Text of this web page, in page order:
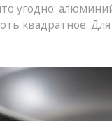
угодно:
квадратное.